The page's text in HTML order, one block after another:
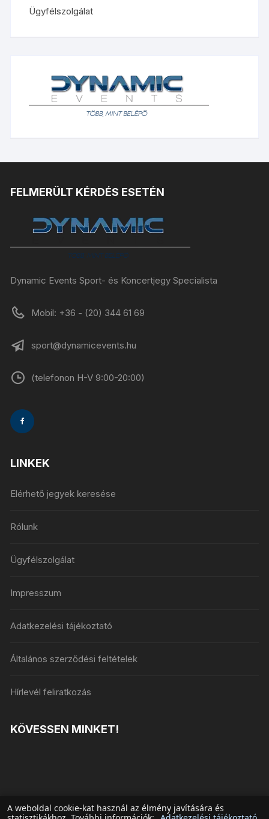
Ügyfélszolgálat
FELMERÜLT KÉRDÉS ESETÉN
Dynamic Events Sport- és Koncertjegy Specialista
Mobil: +36 - (20) 344 61 69
sport@dynamicevents.hu
(telefonon H-V 9:00-20:00)
LINKEK
Elérhető jegyek keresése
Rólunk
Ügyfélszolgálat
Impresszum
Adatkezelési tájékoztató
Általános szerződési feltételek
Hírlevél feliratkozás
KÖVESSEN MINKET!
A weboldal cookie-kat használ az élmény javítására és